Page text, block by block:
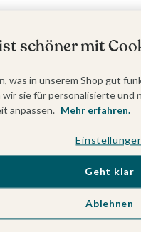
schöner mit
was in unserem Shop gut
sie für personalisierte
anpassen. Mehr erfahren.
Ablehnen
Geht klar